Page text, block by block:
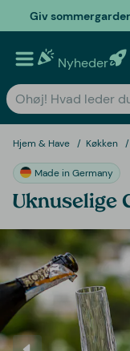
Giv
Nyheder
Hjem & Have Køkken
Made in Germany
Uknuselige